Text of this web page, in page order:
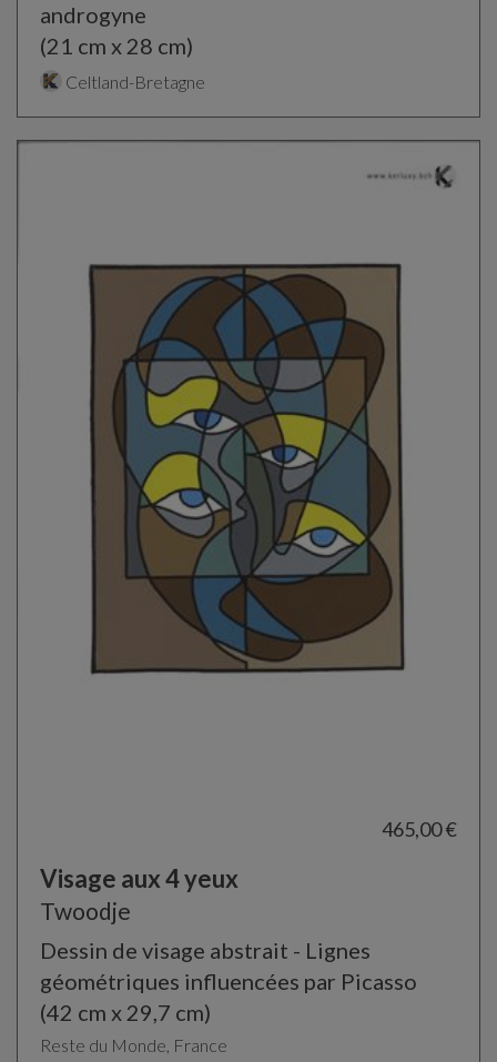
androgyne
(21 cm x 28 cm)
Celtland-Bretagne
465,00 €
Visage aux 4 yeux
Twoodje
Dessin de visage abstrait - Lignes
géométriques influencées par Picasso
(42 cm x 29,7 cm)
Reste du Monde, France